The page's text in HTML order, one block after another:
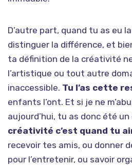
D’autre part, quand tu as eu
distinguer la différence, et
ta définition de la créativité
l’artistique ou tout autre
inaccessible. Tu l’as cette
enfants l’ont. Et si je ne
aujourd’hui, tu as donc été
créativité c’est quand tu
recevoir tes amis, ou donner
pour l’entretenir, ou savoir